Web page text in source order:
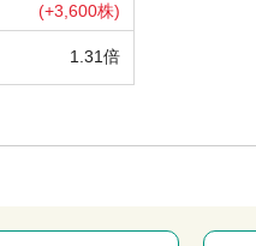
(+3,600株)
1.31倍